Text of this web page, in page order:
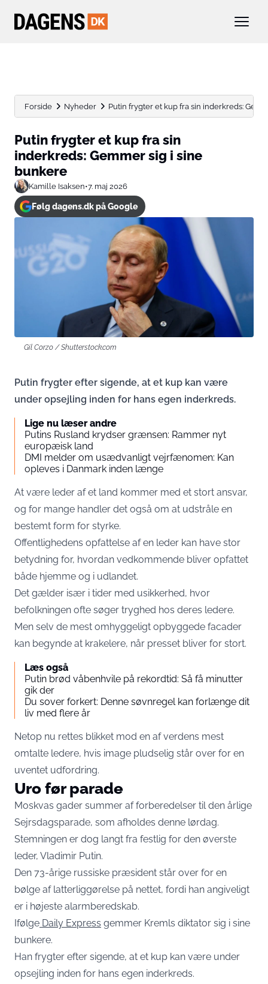
Forside Nyheder Putin frygter et kup fra sin inderkreds:
Putin frygter et kup fra sin
inderkreds: Gemmer sig i sine
bunkere
Kamille Isaksen•7. maj 2026
Følg dagens.dk på Google
Gil Corzo / Shutterstock.com
Putin frygter efter sigende, at et kup kan være
under opsejling inden for hans egen inderkreds.
Lige nu læser andre
Putins Rusland krydser grænsen: Rammer nyt
europæisk land
DMI melder om usædvanligt vejrfænomen: Kan
opleves i Danmark inden længe
At være leder af et land kommer med et stort ansvar,
og for mange handler det også om at udstråle en
bestemt form for styrke.
Offentlighedens opfattelse af en leder kan have stor
betydning for, hvordan vedkommende bliver opfattet
både hjemme og i udlandet.
Det gælder især i tider med usikkerhed, hvor
befolkningen ofte søger tryghed hos deres ledere.
Men selv de mest omhyggeligt opbyggede facader
kan begynde at krakelere, når presset bliver for stort.
Læs også
Putin brød våbenhvile på rekordtid: Så få minutter
gik der
Du sover forkert: Denne søvnregel kan forlænge dit
liv med flere år
Netop nu rettes blikket mod en af verdens mest
omtalte ledere, hvis image pludselig står over for en
uventet udfordring.
Uro før parade
Moskvas gader summer af forberedelser til den årlige
Sejrsdagsparade, som afholdes denne lørdag.
Stemningen er dog langt fra festlig for den øverste
leder, Vladimir Putin.
Den 73-årige russiske præsident står over for en
bølge af latterliggørelse på nettet, fordi han angiveligt
er i højeste alarmberedskab.
Ifølge Daily Express gemmer Kremls diktator sig i sine
bunkere.
Han frygter efter sigende, at et kup kan være under
opsejling inden for hans egen inderkreds.